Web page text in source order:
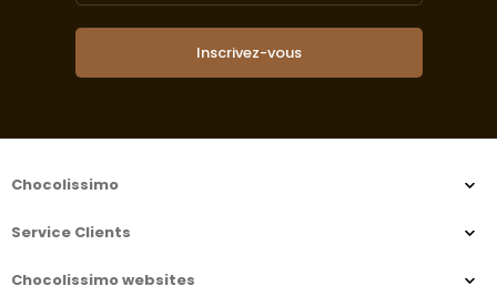
Inscrivez-vous
Chocolissimo
Service Clients
Chocolissimo websites